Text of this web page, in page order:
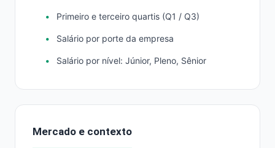
Primeiro e terceiro quartis (Q1 / Q3)
Salário por porte da empresa
Salário por nível: Júnior, Pleno, Sênior
Mercado e contexto